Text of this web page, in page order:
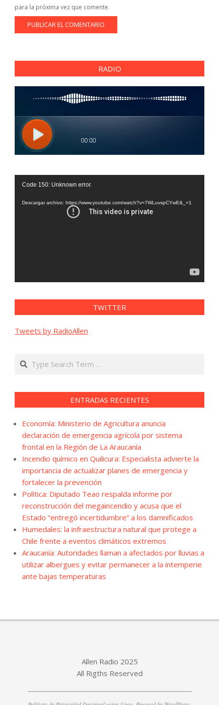
para la próxima vez que comente.
RADIO
Reproductor
vídeo
Code 150: Unknown error.
Descargar archivo: https://www.youtube.com/watch?v=7WLuvspCYwE&_=1
TWITTER
Tweets by RadioAllen
Search
ENTRADAS RECIENTES
Economía: Ministerio de Agricultura anuncia
declaración de emergencia agrícola por sistema
frontal en la Región de La Araucanía
Incendio químico en Quilicura: Especialista advierte la
importancia de actualizar planes de emergencia y
fortalecer la prevención
Política: Diputado Teao respalda informe por
reconstrucción del megaincendio y acusa que el
Estado “entregó incertidumbre” a los damnificados
Humedales: la infraestructura natural que protege a
Chile frente a eventos climáticos extremos
Araucanía: Autoridades llaman a afectados por lluvias a
utilizar albergues y evitar permanecer a la intemperie
ante bajas temperaturas
Allen Radio 2025
All Rigths Reserved